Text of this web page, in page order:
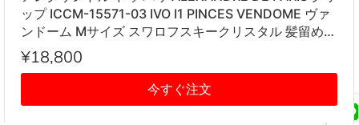
ップ ICCM-15571-03 IVO I1 PINCES VENDOME ヴァ
ンドーム Mサイズ スワロフスキークリスタル 髪留め
レディース アイボリー系
¥18,800
今すぐ注文